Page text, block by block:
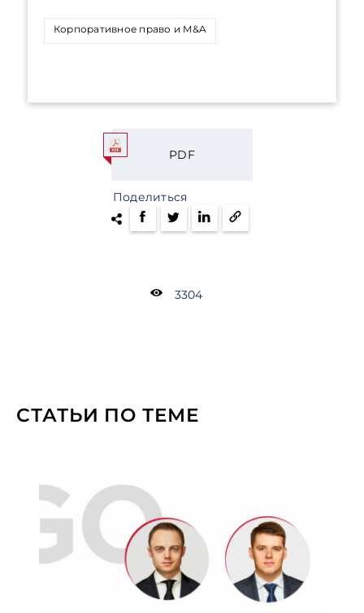
Корпоративное право и M&A
PDF
Поделиться
3304
СТАТЬИ ПО ТЕМЕ